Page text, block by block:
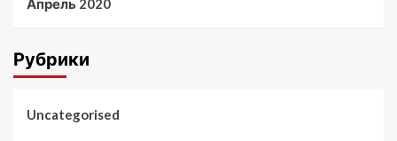
Апрель 2020
Рубрики
Uncategorised